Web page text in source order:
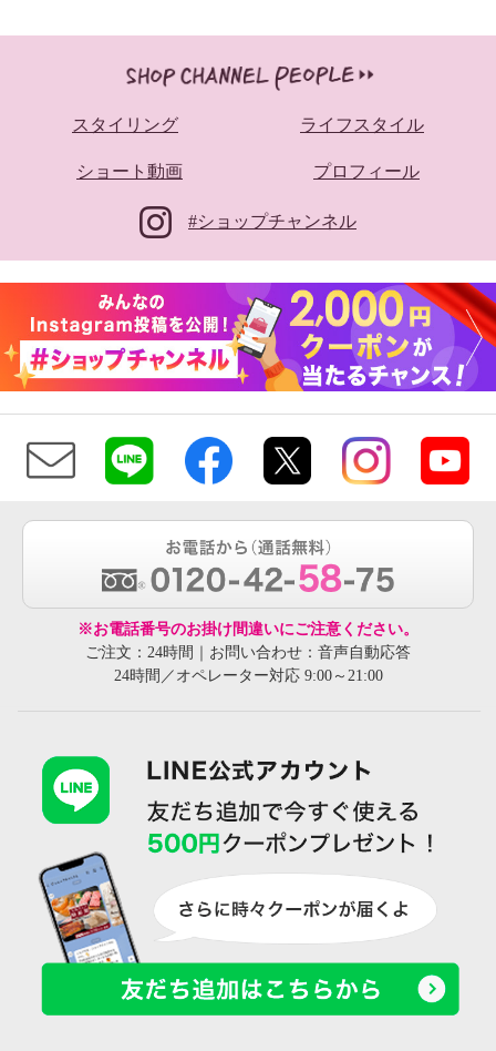
スタイリング ライフスタイル
ショート動画 プロフィール
#ショップチャンネル
※お電話番号のお掛け間違いにご注意ください。
ご注文：24時間｜お問い合わせ：音声自動応答
24時間／オペレーター対応 9:00～21:00